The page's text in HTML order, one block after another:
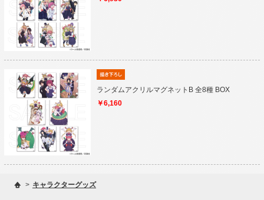
ランダムアクリルマグネットB 全8種 BOX
￥6,160
> キャラクターグッズ